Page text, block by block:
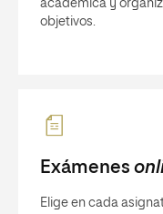
académica y
objetivos.
Exámenes
Elige en cada